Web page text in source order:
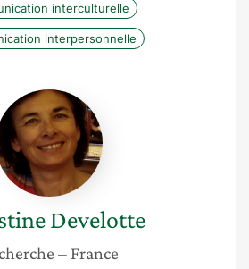
interculturelle
interpersonnelle
Christine
Develotte
Develotte
– France